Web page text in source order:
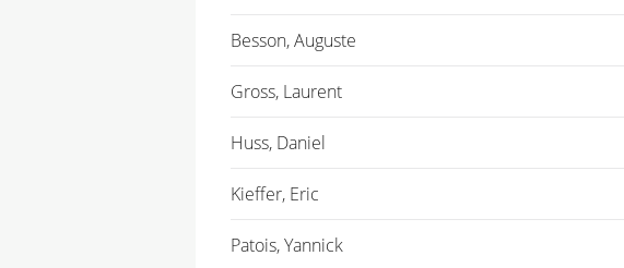
Besson, Auguste
Gross, Laurent
Huss, Daniel
Kieffer, Eric
Patois, Yannick